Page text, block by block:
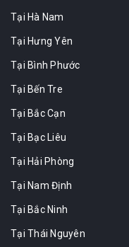
Tại Hà Nam
Tại Hưng Yên
Tại Bình Phước
Tại Bến Tre
Tại Bắc Cạn
Tại Bạc Liêu
Tại Hải Phòng
Tại Nam Định
Tại Bắc Ninh
Tại Thái Nguyên